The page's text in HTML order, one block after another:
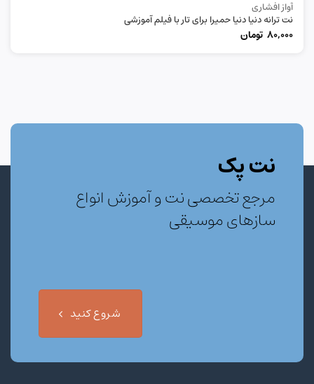
آواز افشاری
نت ترانه دنیا دنیا حمیرا برای تار با فیلم آموزشی
80,000 تومان
نت پک
مرجع تخصصی نت و آموزش انواع
سازهای موسیقی
شروع کنید